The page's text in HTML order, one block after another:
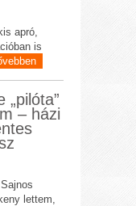
apró,
is
„pilóta”
– házi
lettem,